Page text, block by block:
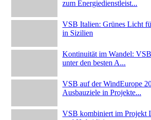
zum Energiedienstleist...
VSB Italien: Grünes Licht
in Sizilien
Kontinuität im Wandel:
unter den besten A...
VSB auf der WindEurope
Ausbauziele in Projekte...
VSB kombiniert im Projekt